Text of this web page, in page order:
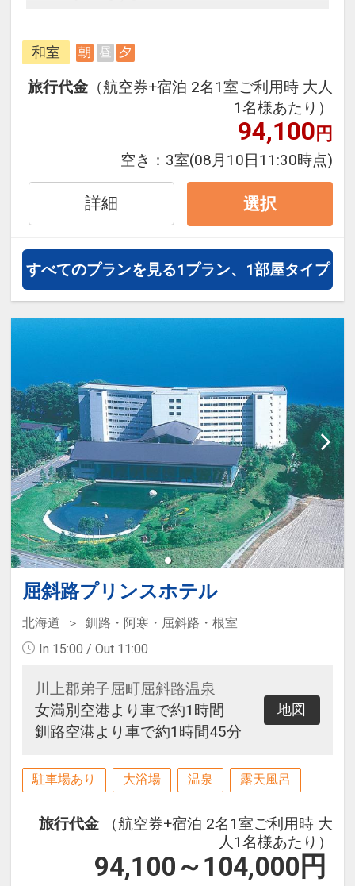
ら、一都市滞在はもちろん周遊旅行
にも最適！
旅行期間中の1泊だけの宿泊や延
泊・飛び泊なども自由自在です。
フライトは、安心のJAL（または
JALグループ）確約！フライトマイ
ル50%貯まります。
オプションでレンタカーや現地交
通・体験プランなどの追加（同時予
約）が可能なプランもございます。
3～5歳の添い寝のお子様は、施設使
用料としてお一人様1,100円が別途
和室 朝 昼 夕
旅行代金 （航空券+宿泊 2名1室ご利用時 大人
1名様あたり）
94,100円
空き： 3室(08月10日11:30時点)
詳細 選択
すべてのプランを見る1プラン、1部屋タイプ
屈斜路プリンスホテル
北海道
釧路・阿寒・屈斜路・根室
In 15:00 / Out 11:00
川上郡弟子屈町屈斜路温泉
女満別空港より車で約1時間
釧路空港より車で約1時間45分
地図
駐車場あり 大浴場 温泉 露天風呂
旅行代金
（航空券+宿泊 2名1室ご利用時 大
人1名様あたり）
94,100～104,000 円